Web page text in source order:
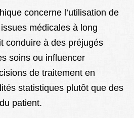
concerne l’utilisation de
issues médicales à long
conduire à des préjugés
soins ou influencer
de traitement en
statistiques plutôt que des
patient.